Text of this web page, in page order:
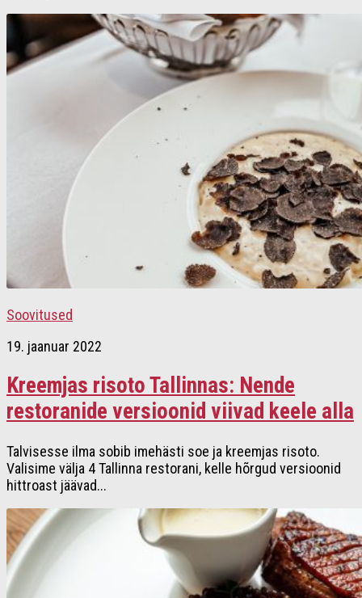
Soovitused
19. jaanuar 2022
Kreemjas risoto Tallinnas: Nende
restoranide versioonid viivad keele alla
Talvisesse ilma sobib imehästi soe ja kreemjas risoto.
Valisime välja 4 Tallinna restorani, kelle hõrgud versioonid
hittroast jäävad...